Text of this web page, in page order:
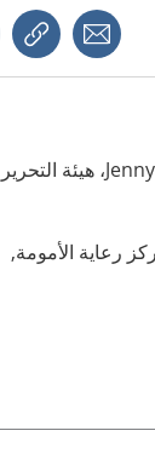
a friend
Jenny1177.se، هيئة التحرير
رعاية الأمومة,